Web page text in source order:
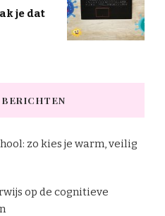
je dat
zo kies je warm, veilig
op de cognitieve